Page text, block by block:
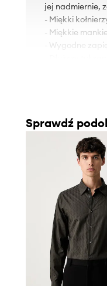
jej nadmiernie,
- Miękki
- Miękkie
- Wygodne
Sprawdź